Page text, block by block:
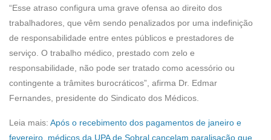
“Esse atraso configura uma grave ofensa ao direito dos
trabalhadores, que vêm sendo penalizados por uma indefinição
de responsabilidade entre entes públicos e prestadores de
serviço. O trabalho médico, prestado com zelo e
responsabilidade, não pode ser tratado como acessório ou
contingente a trâmites burocráticos”, afirma Dr. Edmar
Fernandes, presidente do Sindicato dos Médicos.
Leia mais: Após o recebimento dos pagamentos de janeiro e
fevereiro, médicos da UPA de Sobral cancelam paralisação que